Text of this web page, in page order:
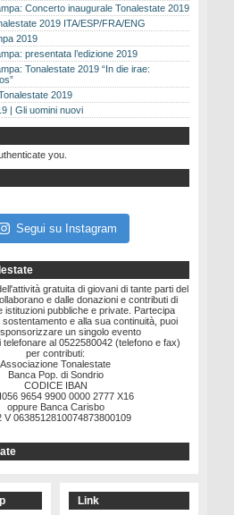
Concerto inaugurale Tonalestate 2019
2019 ITA/ESP/FRA/ENG
2019
presentata l’edizione 2019
Tonalestate 2019 “In die irae:
2019
| Gli uomini nuovi
you.
Segui su Instagram
gratuita di giovani di tante parti del
e dalle donazioni e contributi di
istituzioni pubbliche e private. Partecipa
e alla sua continuità, puoi
un singolo evento
telefonare al 0522580042 (telefono e fax)
per contributi:
Associazione Tonalestate
Banca Pop. di Sondrio
CODICE IBAN
9654 9900 0000 2777 X16
oppure Banca Carisbo
V 0638512810074873800109
Link